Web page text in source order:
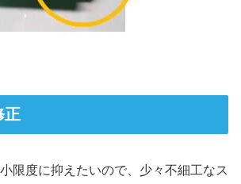
正
限度に抑えたいので、少々不細工なス